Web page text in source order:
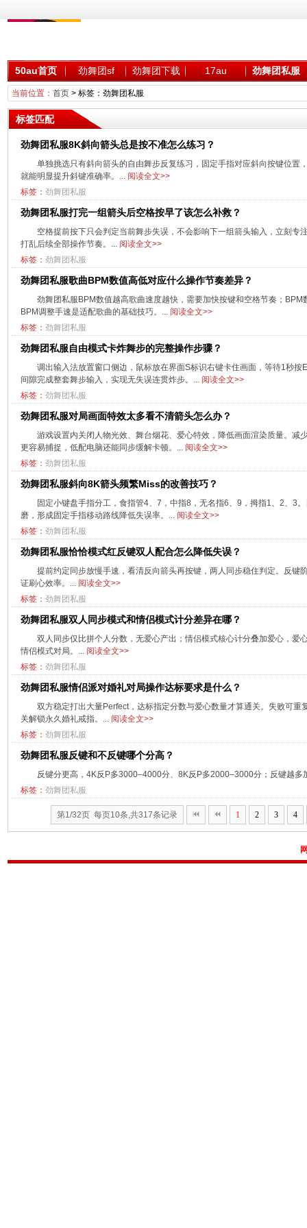
50au首页 劲舞团sf 劲舞团下载 17au 劲舞团私服
当前位置： 首页> 标签：劲舞团私服
标签匹配
劲舞团私服8K斜向箭头总是按不准怎么练习？
单独挑选只有斜向箭头的自由舞步反复练习，固定手指对应斜向按键位置
就能明显提升斜键准确率。... 阅读全文>>
标签： 劲舞团私服
劲舞团私服打完一组箭头后空格按早了该怎么补救？
空格提前按下只会判定当前舞步失误，不会影响下一组箭头输入，立刻专
打乱后续全部操作节奏。... 阅读全文>>
标签： 劲舞团私服
劲舞团私服歌曲BPM数值高低对应什么操作节奏差异？
劲舞团私服BPM数值越高歌曲速度越快，需要加快按键和空格节奏；
BPM调整手速是适配歌曲的基础技巧。... 阅读全文>>
标签： 劲舞团私服
劲舞团私服自由模式卡炸舞步的完整操作步骤？
调出输入法放置窗口侧边，鼠标放在界面S标识右键卡住画面，等待1秒
间隙完成整套舞步输入，实现无失误连贯炸步。... 阅读全文>>
标签： 劲舞团私服
劲舞团私服对局画面特效太多看不清箭头怎么办？
游戏设置内关闭人物光效、舞台烟花、爱心特效，降低画面渲染质量。减
更容易捕捉，低配电脑还能同步缓解卡顿。... 阅读全文>>
标签： 劲舞团私服
劲舞团私服斜向8K箭头频繁Miss的改善技巧？
固定小键盘手指分工，食指管4、7，中指8，无名指6、9，拇指1、2、3
磨，形成固定手指移动路线降低失误率。... 阅读全文>>
标签： 劲舞团私服
劲舞团私服恰恰模式红反键双人配合怎么降低失误？
提前约定同步放慢手速，看清反向箭头再按键，两人同步稳住判定。反键
证刷心效率。... 阅读全文>>
标签： 劲舞团私服
劲舞团私服双人同步模式和情侣模式计分差异在哪？
双人同步仅比拼个人分数，无爱心产出；情侣模式核心计分叠加爱心，爱
情侣模式对局。... 阅读全文>>
标签： 劲舞团私服
劲舞团私服情侣派对婚礼对局操作达标要求是什么？
双方稳定打出大量Perfect，达标指定分数与爱心数量才算通关。失败可重
关解锁永久婚礼戒指。... 阅读全文>>
标签： 劲舞团私服
劲舞团私服反键和不反键哪个分高？
反键分更高，4K反P多3000–4000分、8K反P多2000–3000分；反键越多
标签： 劲舞团私服
第1/32页 每页10条,共317条记录 1 2 3 4